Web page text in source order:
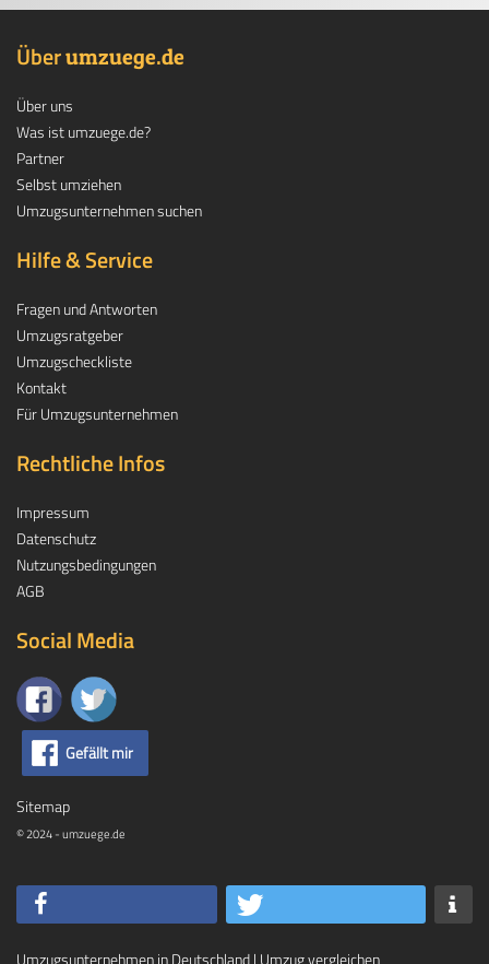
Überumzuege.de
Über uns
Was ist umzuege.de?
Partner
Selbst umziehen
Umzugsunternehmen suchen
Hilfe & Service
Fragen und Antworten
Umzugsratgeber
Umzugscheckliste
Kontakt
Für Umzugsunternehmen
Rechtliche Infos
Impressum
Datenschutz
Nutzungsbedingungen
AGB
Social Media
Gefällt mir
Sitemap
© 2024 - umzuege.de